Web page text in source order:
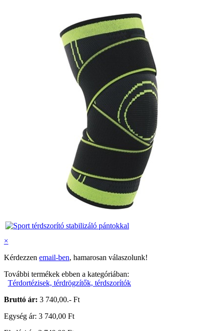
×
Kérdezzen email-ben, hamarosan válaszolunk!
További termékek ebben a kategóriában:
Térdortézisek, térdrögzítők, térdszorítók
Bruttó ár: 3 740,00.- Ft
Egység ár: 3 740,00 Ft